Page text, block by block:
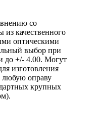
со
из качественного
оптическими
выбор при
до +/- 4.00. Могут
изготовления
любую оправу
крупных